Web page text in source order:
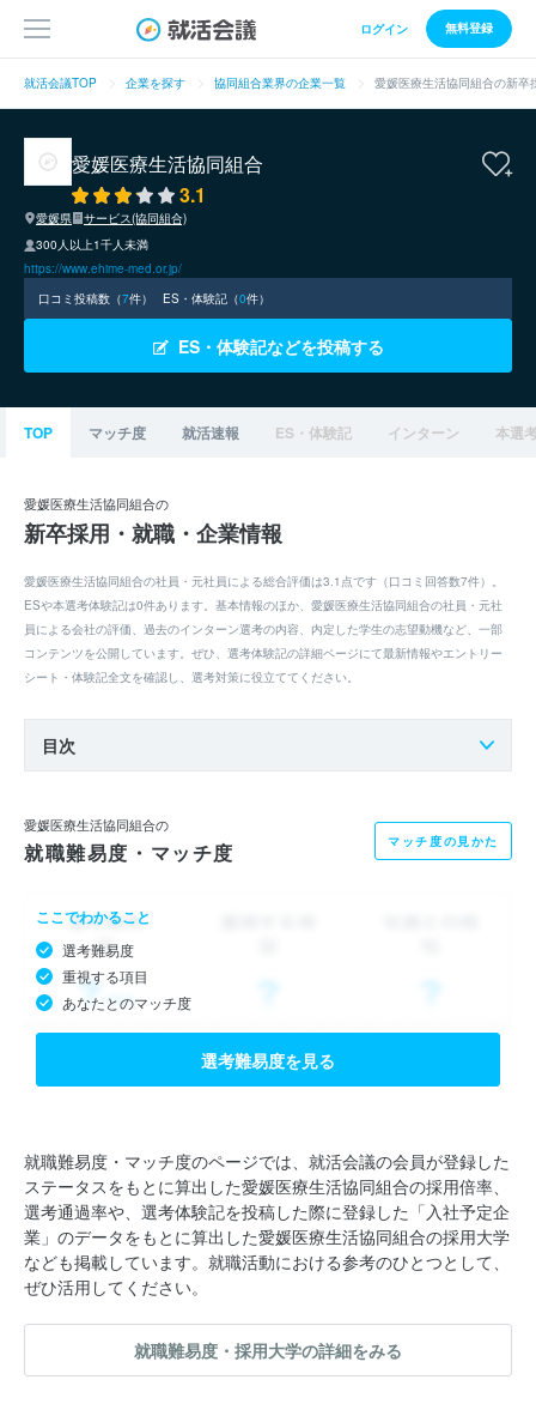
ログイン 無料登録
就活会議TOP 企業を探す 協同組合業界の企業一覧 愛媛医療生活協同組合の新卒
愛媛医療生活協同組合
3.1
愛媛県
サービス(協同組合)
300人以上1千人未満
https://www.ehime-med.or.jp/
口コミ投稿数（7件） ES・体験記（0件）
ES・体験記などを投稿する
TOP マッチ度 就活速報 ES・体験記 インターン 本選
愛媛医療生活協同組合の
新卒採用・就職・企業情報
愛媛医療生活協同組合の社員・元社員による総合評価は3.1点です（口コミ回答数7件）。
ESや本選考体験記は0件あります。基本情報のほか、愛媛医療生活協同組合の社員・元社
員による会社の評価、過去のインターン選考の内容、内定した学生の志望動機など、一部
コンテンツを公開しています。ぜひ、選考体験記の詳細ページにて最新情報やエントリー
シート・体験記全文を確認し、選考対策に役立ててください。
目次
愛媛医療生活協同組合の
就職難易度・マッチ度 マッチ度の見かた
ここでわかること
選考難易度
重視する項目
あなたとのマッチ度
選考難易度を見る
就職難易度・マッチ度のページでは、就活会議の会員が登録した
ステータスをもとに算出した愛媛医療生活協同組合の採用倍率、
選考通過率や、選考体験記を投稿した際に登録した「入社予定企
業」のデータをもとに算出した愛媛医療生活協同組合の採用大学
なども掲載しています。就職活動における参考のひとつとして、
ぜひ活用してください。
就職難易度・採用大学の詳細をみる